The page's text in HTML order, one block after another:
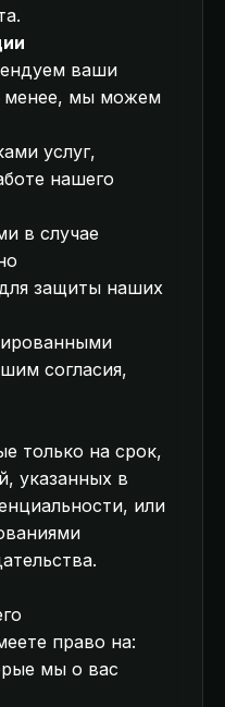
ваши
менее, мы можем
услуг,
нашего
в случае
защиты наших
согласия,
только на срок,
указанных в
или
право на:
мы о вас